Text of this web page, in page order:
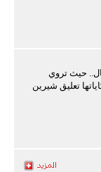
حيث تروي
تعليق شيرين